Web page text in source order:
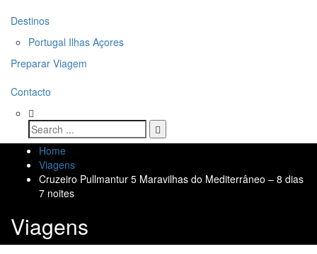
Destinos
Portugal Ilhas Açores
Preparar Viagem
Contacto
Home
Viagens
Cruzeiro Pullmantur 5 Maravilhas do Mediterrâneo – 8 dias
7 noites
Viagens